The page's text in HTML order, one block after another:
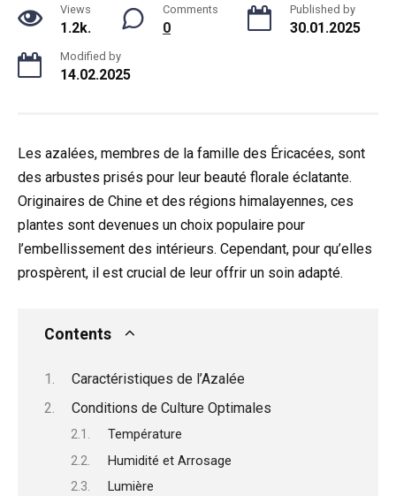
Views
1.2k.
Comments
0
Published by
30.01.2025
Modified by
14.02.2025
Les azalées, membres de la famille des Éricacées, sont
des arbustes prisés pour leur beauté florale éclatante.
Originaires de Chine et des régions himalayennes, ces
plantes sont devenues un choix populaire pour
l’embellissement des intérieurs. Cependant, pour qu’elles
prospèrent, il est crucial de leur offrir un soin adapté.
Contents
Caractéristiques de l’Azalée
Conditions de Culture Optimales
Température
Humidité et Arrosage
Lumière